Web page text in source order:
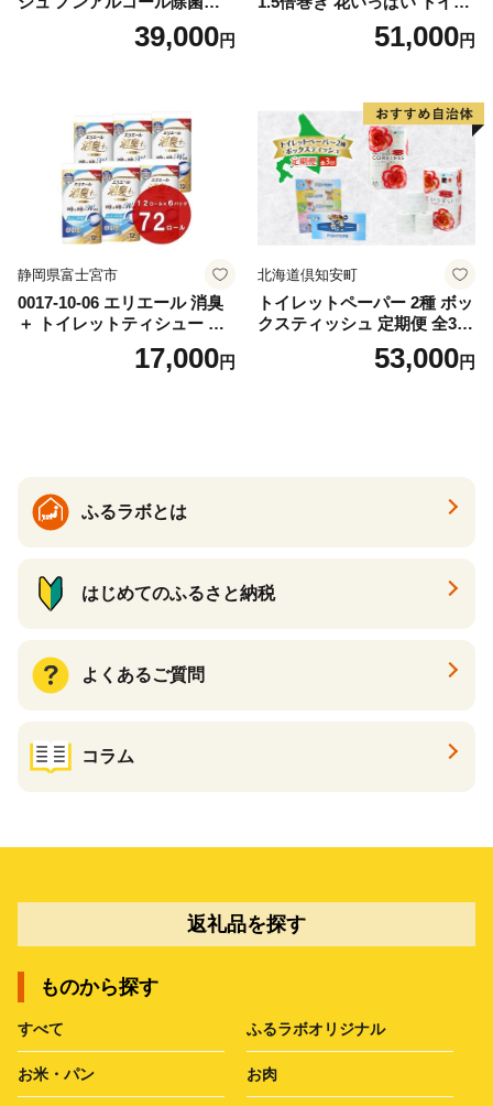
替（43枚×3P）×24袋 日用品
おもちゃ 拭き取り 手拭き 外
39,000円
ットペーパー ダブル 45ｍ 計
72ロール 全18種 花柄 プリン
ー 消耗品 備蓄 送料無料 北海
道 倶知安町 日用品
51,000円
静岡県富士宮市
0017-10-06 エリエール 消臭
＋ トイレットティシュー し
っかり香るフレッシュクリア
の香り ダブル 12ロール×6パ
17,000円
北海道倶知安町
トイレットペーパー 2種 ボッ
クスティッシュ 定期便 全3
回 日本製 まとめ買い 防災
常備品 日用雑貨 消耗品 生活
53,000円
ふるラボとは
はじめてのふるさと納税
よくあるご質問
コラム
返礼品を探す
ものから探す
すべて ふるラボオリジナル
お米・パン お肉